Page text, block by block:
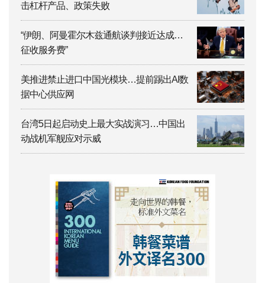
击杠杆产品、政策失败
“伊朗、阿曼霍尔木兹通航谈判接近达成…
征收服务费”
美推进禁止进口中国光模块…提前踢出AI数
据中心供应网
台湾5日起启动史上最大实战演习…中国出
动战机军舰应对示威